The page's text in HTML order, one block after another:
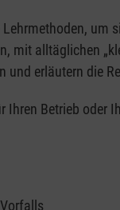
um
mit alltäglichen
und erläutern die
Ihren Betrieb oder